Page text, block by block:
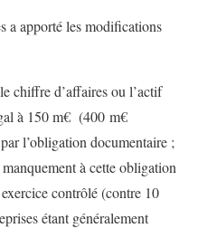
a apporté les modifications
chiffre d’affaires ou l’actif
à 150 m€ (400 m€
l’obligation documentaire ;
à cette obligation
contrôlé (contre 10
étant généralement